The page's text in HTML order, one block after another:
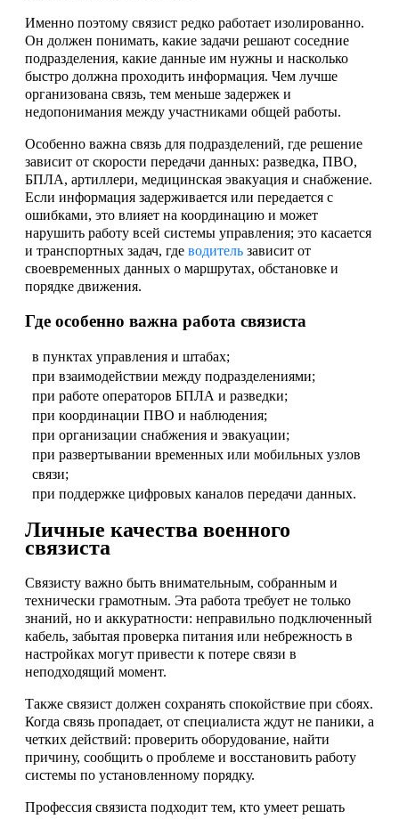
Именно поэтому связист редко работает изолированно.
Он должен понимать, какие задачи решают соседние
подразделения, какие данные им нужны и насколько
быстро должна проходить информация. Чем лучше
организована связь, тем меньше задержек и
недопонимания между участниками общей работы.
Особенно важна связь для подразделений, где решение
зависит от скорости передачи данных: разведка, ПВО,
БПЛА, артиллери, медицинская эвакуация и снабжение.
Если информация задерживается или передается с
ошибками, это влияет на координацию и может
нарушить работу всей системы управления; это касается
и транспортных задач, где водитель зависит от
своевременных данных о маршрутах, обстановке и
порядке движения.
Где особенно важна работа связиста
в пунктах управления и штабах;
при взаимодействии между подразделениями;
при работе операторов БПЛА и разведки;
при координации ПВО и наблюдения;
при организации снабжения и эвакуации;
при развертывании временных или мобильных узлов
связи;
при поддержке цифровых каналов передачи данных.
Личные качества военного
связиста
Связисту важно быть внимательным, собранным и
технически грамотным. Эта работа требует не только
знаний, но и аккуратности: неправильно подключенный
кабель, забытая проверка питания или небрежность в
настройках могут привести к потере связи в
неподходящий момент.
Также связист должен сохранять спокойствие при сбоях.
Когда связь пропадает, от специалиста ждут не паники, а
четких действий: проверить оборудование, найти
причину, сообщить о проблеме и восстановить работу
системы по установленному порядку.
Профессия связиста подходит тем, кто умеет решать